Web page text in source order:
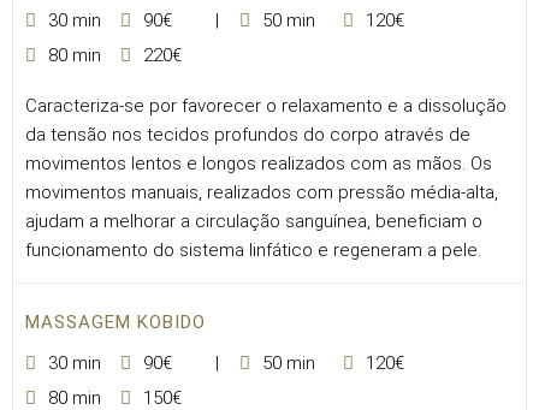
30 min
90€ 50 min
120€
80 min
220€
Caracteriza-se por favorecer o relaxamento e a dissolução
da tensão nos tecidos profundos do corpo através de
movimentos lentos e longos realizados com as mãos. Os
movimentos manuais, realizados com pressão média-alta,
ajudam a melhorar a circulação sanguínea, beneficiam o
funcionamento do sistema linfático e regeneram a pele.
MASSAGEM KOBIDO
30 min
90€ 50 min
120€
80 min
150€